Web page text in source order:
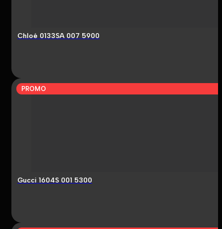
Chloé 0133SA 007 5900
PROMO
Gucci 1604S 001 5300